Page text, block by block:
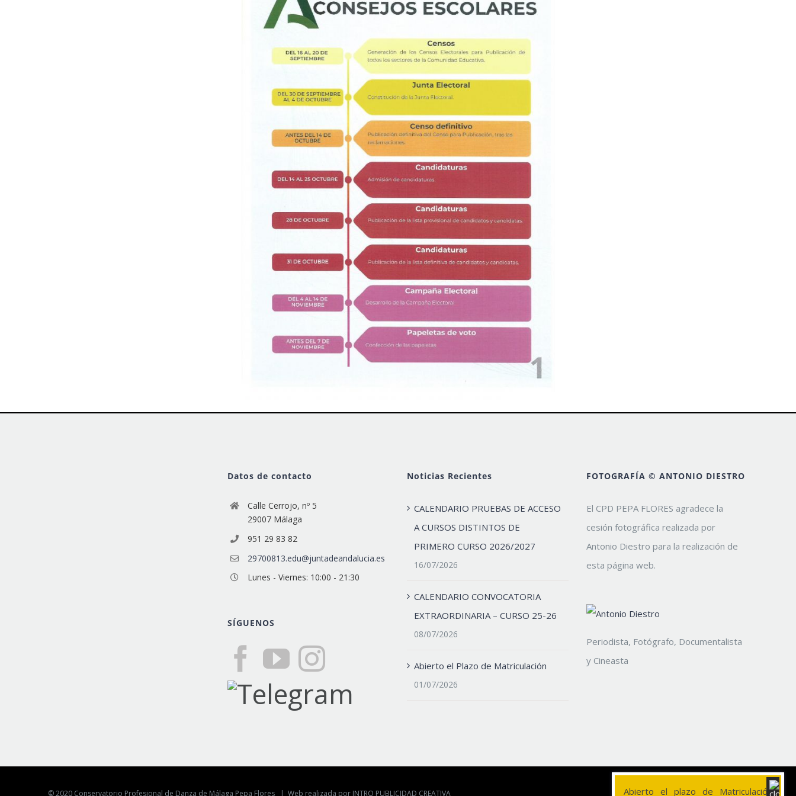
Datos de contacto
Calle Cerrojo, nº 5
29007 Málaga
951 29 83 82
29700813.edu@juntadeandalucia.es
Lunes - Viernes: 10:00 - 21:30
SÍGUENOS
Noticias Recientes
CALENDARIO PRUEBAS DE ACCESO
A CURSOS DISTINTOS DE
PRIMERO CURSO 2026/2027
16/07/2026
CALENDARIO CONVOCATORIA
EXTRAORDINARIA – CURSO 25-26
08/07/2026
Abierto el Plazo de Matriculación
01/07/2026
FOTOGRAFÍA © ANTONIO DIESTRO
El CPD PEPA FLORES agradece la
cesión fotográfica realizada por
Antonio Diestro para la realización de
esta página web.
Periodista, Fotógrafo, Documentalista
y Cineasta
© 2020 Conservatorio Profesional de Danza de Málaga Pepa Flores |Web realizada por INTRO PUBLICIDAD CREATIVA Abierto el plazo de Matriculación